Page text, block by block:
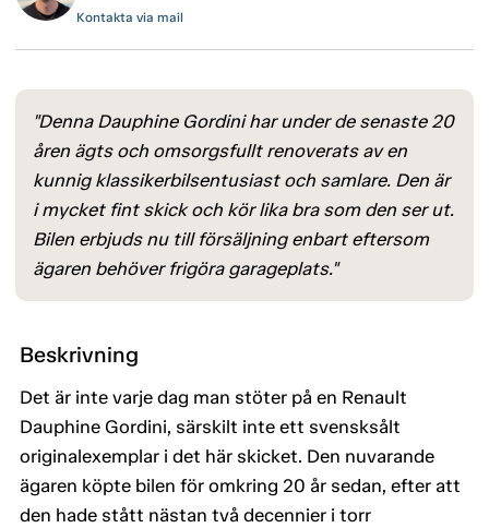
Kontakta via mail
"Denna Dauphine Gordini har under de senaste 20
åren ägts och omsorgsfullt renoverats av en
kunnig klassikerbilsentusiast och samlare. Den är
i mycket fint skick och kör lika bra som den ser ut.
Bilen erbjuds nu till försäljning enbart eftersom
ägaren behöver frigöra garageplats."
Beskrivning
Det är inte varje dag man stöter på en Renault
Dauphine Gordini, särskilt inte ett svensksålt
originalexemplar i det här skicket. Den nuvarande
ägaren köpte bilen för omkring 20 år sedan, efter att
den hade stått nästan två decennier i torr